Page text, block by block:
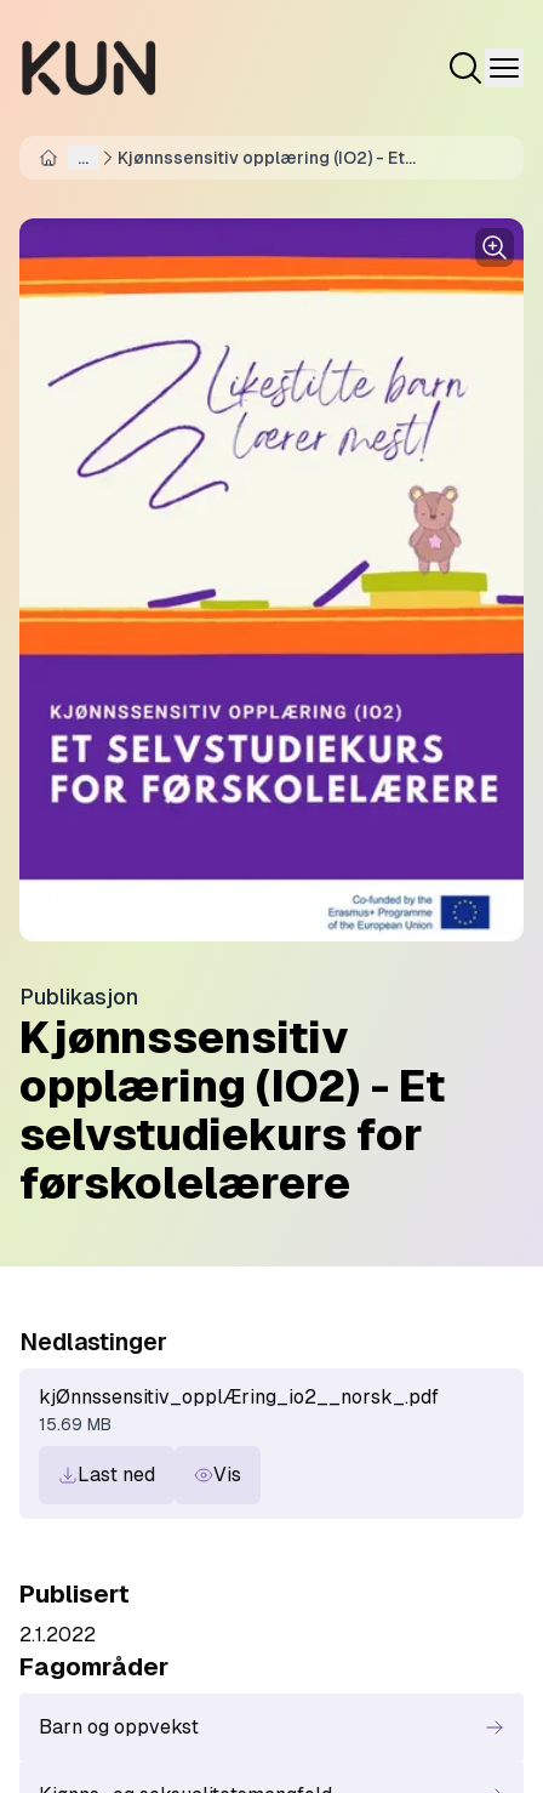
...
Kjønnssensitiv opplæring (IO2) - Et
Publikasjon
Kjønnssensitiv
opplæring (IO2) - Et
selvstudiekurs for
førskolelærere
Nedlastinger
kjØnnssensitiv_opplÆring_io2__norsk_.pdf
15.69 MB
Last ned Vis
Publisert
2.1.2022
Fagområder
Barn og oppvekst